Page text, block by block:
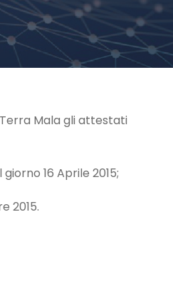
Mala gli attestati
giorno 16 Aprile 2015;
2015.